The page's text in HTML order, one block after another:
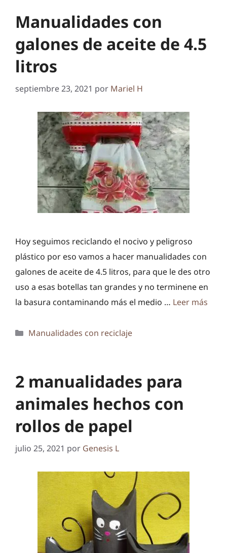
Manualidades con
galones de aceite de 4.5
litros
septiembre 23, 2021 por Mariel H
Hoy seguimos reciclando el nocivo y peligroso
plástico por eso vamos a hacer manualidades con
galones de aceite de 4.5 litros, para que le des otro
uso a esas botellas tan grandes y no terminene en
la basura contaminando más el medio … Leer más
Categorías
Manualidades con reciclaje
2 manualidades para
animales hechos con
rollos de papel
julio 25, 2021 por Genesis L